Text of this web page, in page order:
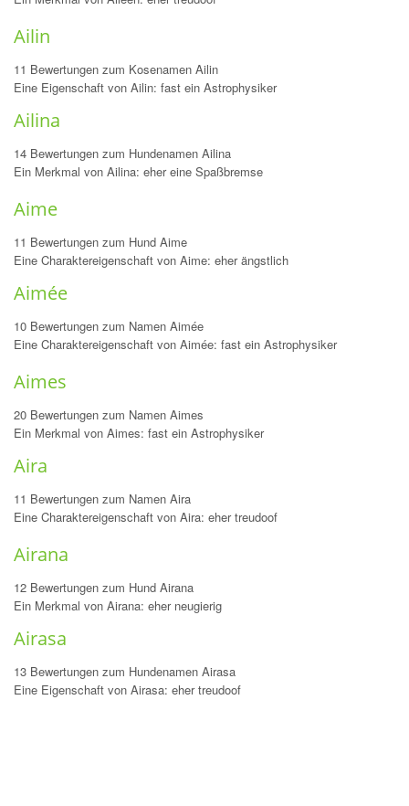
Ailin
11 Bewertungen zum Kosenamen Ailin
Eine Eigenschaft von Ailin: fast ein Astrophysiker
Ailina
14 Bewertungen zum Hundenamen Ailina
Ein Merkmal von Ailina: eher eine Spaßbremse
Aime
11 Bewertungen zum Hund Aime
Eine Charaktereigenschaft von Aime: eher ängstlich
Aimée
10 Bewertungen zum Namen Aimée
Eine Charaktereigenschaft von Aimée: fast ein Astrophysiker
Aimes
20 Bewertungen zum Namen Aimes
Ein Merkmal von Aimes: fast ein Astrophysiker
Aira
11 Bewertungen zum Namen Aira
Eine Charaktereigenschaft von Aira: eher treudoof
Airana
12 Bewertungen zum Hund Airana
Ein Merkmal von Airana: eher neugierig
Airasa
13 Bewertungen zum Hundenamen Airasa
Eine Eigenschaft von Airasa: eher treudoof